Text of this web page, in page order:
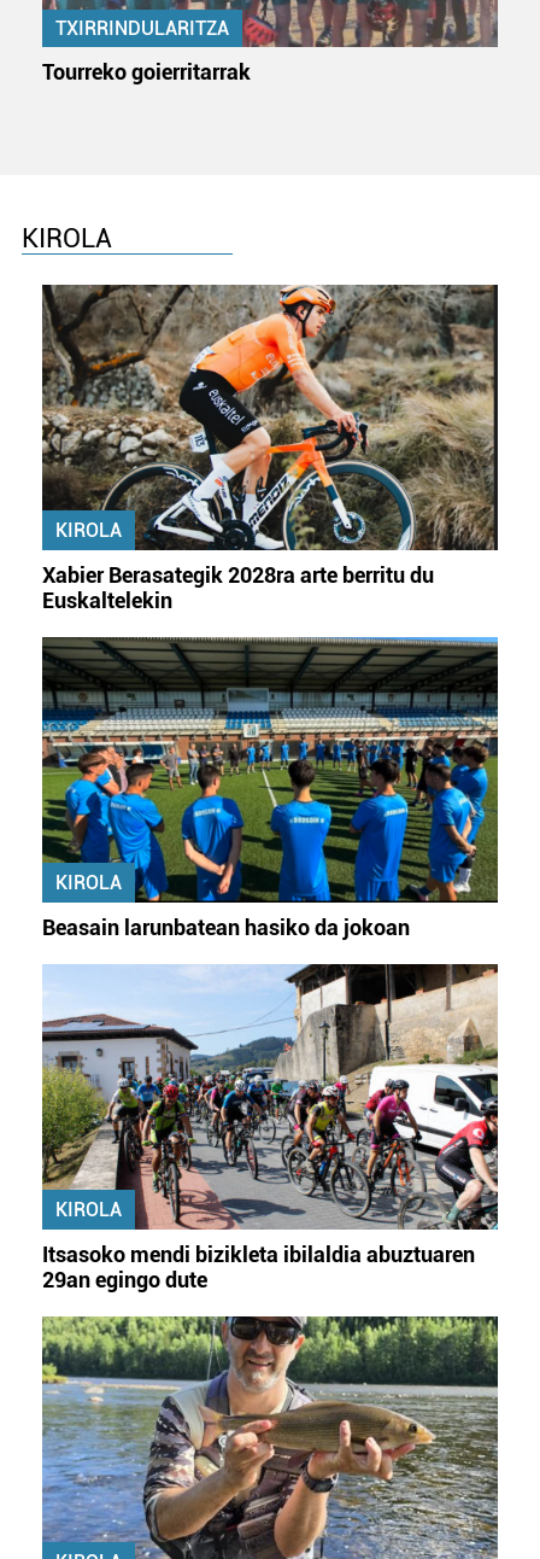
TXIRRINDULARITZA
Tourreko goierritarrak
KIROLA
KIROLA
Xabier Berasategik 2028ra arte berritu du
Euskaltelekin
KIROLA
Beasain larunbatean hasiko da jokoan
KIROLA
Itsasoko mendi bizikleta ibilaldia abuztuaren
29an egingo dute